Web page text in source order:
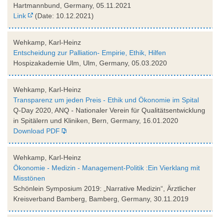
Hartmannbund, Germany, 05.11.2021
Link
(Date: 10.12.2021)
Wehkamp, Karl-Heinz
Entscheidung zur Palliation- Empirie, Ethik, Hilfen
Hospizakademie Ulm, Ulm, Germany, 05.03.2020
Wehkamp, Karl-Heinz
Transparenz um jeden Preis - Ethik und Ökonomie im Spital
Q-Day 2020, ANQ - Nationaler Verein für Qualitätsentwicklung
in Spitälern und Kliniken, Bern, Germany, 16.01.2020
Download PDF
Wehkamp, Karl-Heinz
Ökonomie - Medizin - Management-Politik :Ein Vierklang mit
Misstönen
Schönlein Symposium 2019: „Narrative Medizin“, Ärztlicher
Kreisverband Bamberg, Bamberg, Germany, 30.11.2019